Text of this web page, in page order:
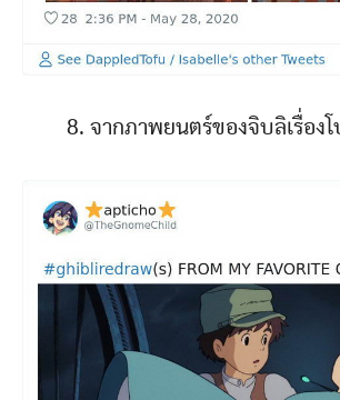
8. จากภาพยนตร์ของจิบลิเรื่อง